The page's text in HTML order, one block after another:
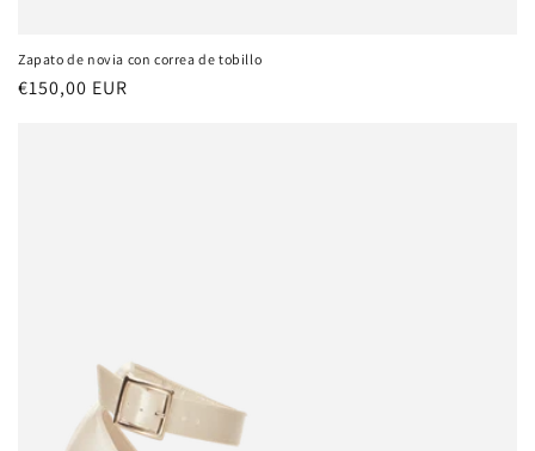
Zapato de novia con correa de tobillo
Precio
€150,00 EUR